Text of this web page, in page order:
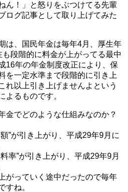
ん！」と怒りをぶつけてる先輩
ログ記事として取り上げてみた
は、国民年金は毎年4月、厚生年
段階的に料金が上がってる最中
16年の年金制度改正により、保
を一定水準まで段階的に引き上
れ以上引き上げませんよという
よるものです。
金でどのような仕組みなのか？
”が引き上がり、平成29年9月に
率”が引き上がり、平成29年9月
がっていく途中だったので毎年
すね。